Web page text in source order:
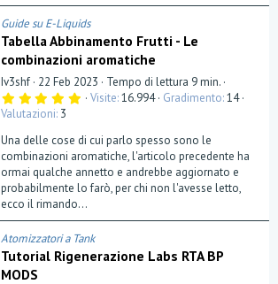
Guide su E-Liquids
Tabella Abbinamento Frutti - Le
combinazioni aromatiche
Iv3shf 22 Feb 2023
Tempo di lettura 9 min.
5
0
s
t
e
l
l
(
e
)
Visite 16.994 Gradimento 14
Valutazioni 3
Una delle cose di cui parlo spesso sono le
combinazioni aromatiche, l'articolo precedente ha
ormai qualche annetto e andrebbe aggiornato e
probabilmente lo farò, per chi non l'avesse letto,
ecco il rimando...
Atomizzatori a Tank
Tutorial Rigenerazione Labs RTA BP
MODS